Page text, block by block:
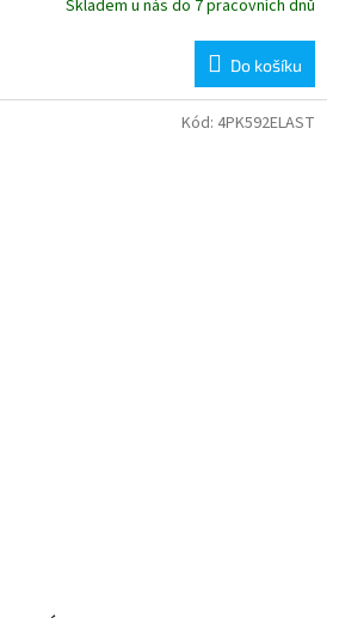
Skladem u nás do 7 pracovních dnů
Do košíku
Kód: 4PK592ELAST